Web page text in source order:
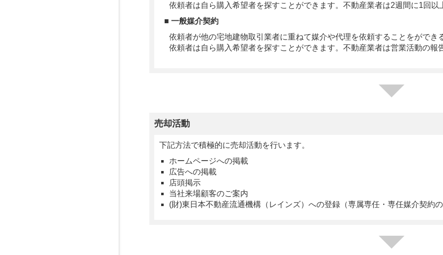
依頼者は自ら購入希望者を探すことができます。不動産業者は2週間に1回以
■ 一般媒介契約
依頼者が他の宅地建物取引業者に重ねて媒介や代理を依頼することをができ
依頼者は自ら購入希望者を探すことができます。不動産業者は営業活動の報
売却活動
下記方法で積極的に売却活動を行います。
ホームページへの掲載
広告への掲載
店頭掲示
当社来場顧客のご案内
(財)東日本不動産流通機構（レインズ）への登録（専属専任・専任媒介契約の